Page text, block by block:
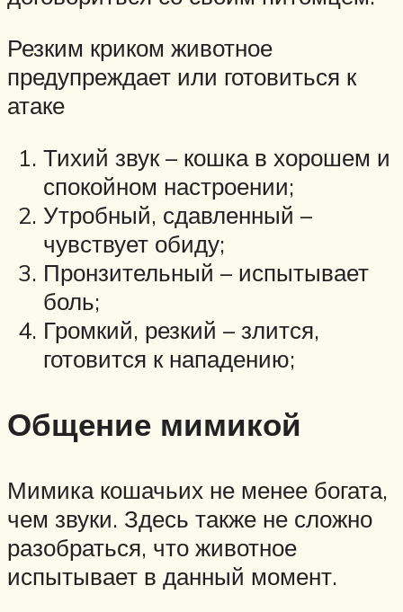
Резким криком животное
предупреждает или готовиться к
атаке
Тихий звук – кошка в хорошем и
спокойном настроении;
Утробный, сдавленный –
чувствует обиду;
Пронзительный – испытывает
боль;
Громкий, резкий – злится,
готовится к нападению;
Общение мимикой
Мимика кошачьих не менее богата,
чем звуки. Здесь также не сложно
разобраться, что животное
испытывает в данный момент.